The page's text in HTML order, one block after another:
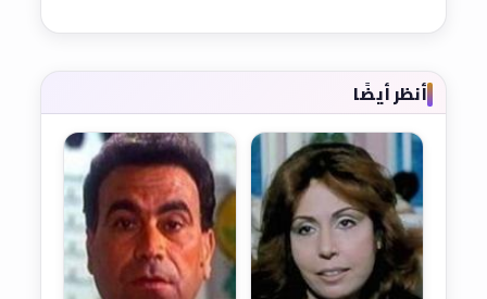
أنظر أيضًا